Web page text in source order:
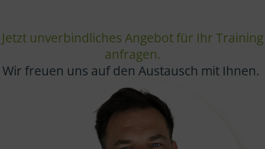
Jetzt unverbindliches Angebot für Ihr Training
anfragen.
Wir freuen uns auf den Austausch mit Ihnen.